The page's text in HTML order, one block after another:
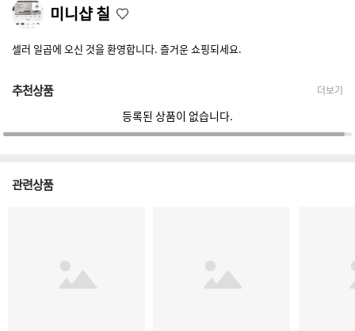
미니샵 칠
셀러 일곱에 오신 것을 환영합니다. 즐거운 쇼핑되세요.
추천상품 더보기
등록된 상품이 없습니다.
관련상품